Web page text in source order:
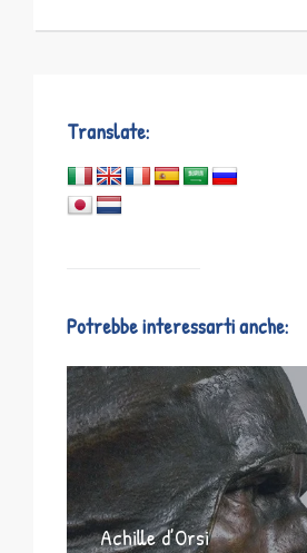
Translate:
Potrebbe interessarti anche:
Achille d’Orsi